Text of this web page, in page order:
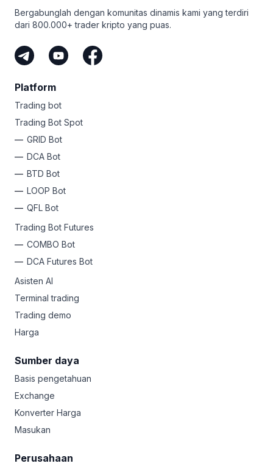
Bergabunglah dengan komunitas dinamis kami yang terdiri
dari 800.000+ trader kripto yang puas.
Platform
Trading bot
Trading Bot Spot
GRID Bot
DCA Bot
BTD Bot
LOOP Bot
QFL Bot
Trading Bot Futures
COMBO Bot
DCA Futures Bot
Asisten AI
Terminal trading
Trading demo
Harga
Sumber daya
Basis pengetahuan
Exchange
Konverter Harga
Masukan
Perusahaan